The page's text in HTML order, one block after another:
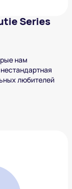
Series
нам
любителей